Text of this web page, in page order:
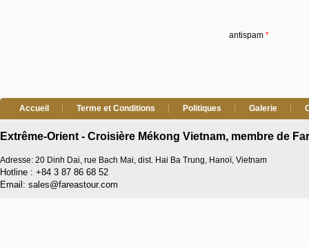
antispam *
Accueil Terme et Conditions Politiques Galerie
Extrême-Orient - Croisière Mékong Vietnam, membre de
Adresse: 20 Dinh Dai, rue Bach Mai, dist. Hai Ba Trung, Hanoï, Vietnam
Hotline : +84 3 87 86 68 52
Email: sales@fareastour.com